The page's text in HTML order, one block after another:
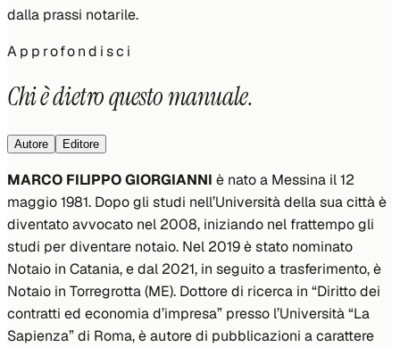
dalla prassi notarile.
Approfondisci
Chi è dietro questo manuale.
Autore Editore
MARCO FILIPPO GIORGIANNI è nato a Messina il 12
maggio 1981. Dopo gli studi nell’Università della sua città è
diventato avvocato nel 2008, iniziando nel frattempo gli
studi per diventare notaio. Nel 2019 è stato nominato
Notaio in Catania, e dal 2021, in seguito a trasferimento, è
Notaio in Torregrotta (ME). Dottore di ricerca in “Diritto dei
contratti ed economia d’impresa” presso l’Università “La
Sapienza” di Roma, è autore di pubblicazioni a carattere